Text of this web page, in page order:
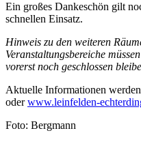
Ein großes Dankeschön gilt
schnellen Einsatz.
Hinweis zu den weiteren
Veranstaltungsbereiche
vorerst noch geschlossen
Aktuelle Informationen
oderwww.leinfelden-
Foto: Bergmann